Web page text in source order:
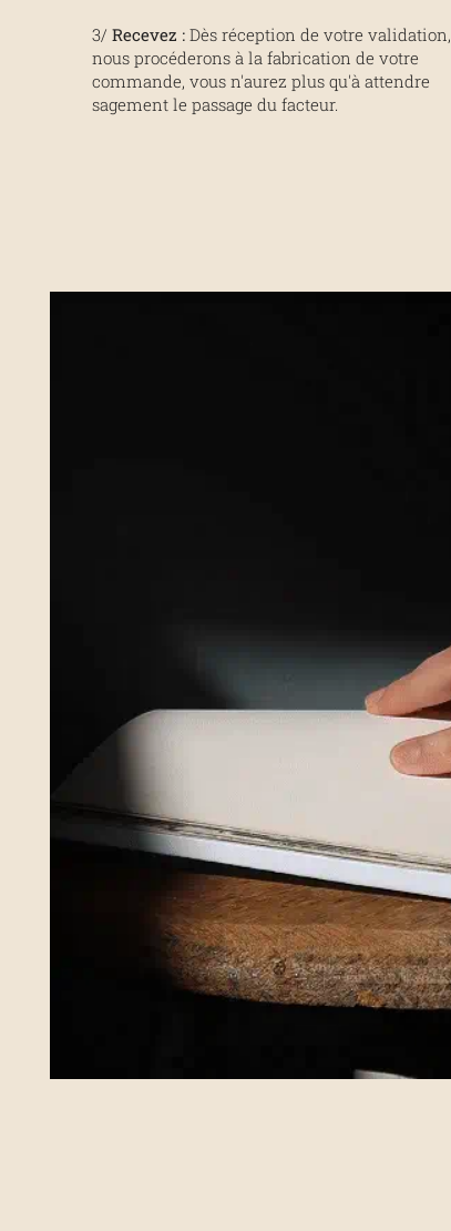
3/ Recevez :Dès réception de votre validation,
nous procéderons à la fabrication de votre
commande, vous n'aurez plus qu'à attendre
sagement le passage du facteur.